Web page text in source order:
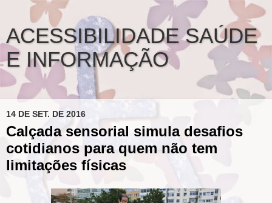
ACESSIBILIDADE SAÚDE
E INFORMAÇÃO
14 DE SET. DE 2016
Calçada sensorial simula desafios
cotidianos para quem não tem
limitações físicas